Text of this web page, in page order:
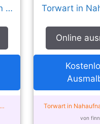
Torwartausrüstung in der Übersicht
Online
Torwart in
von finn